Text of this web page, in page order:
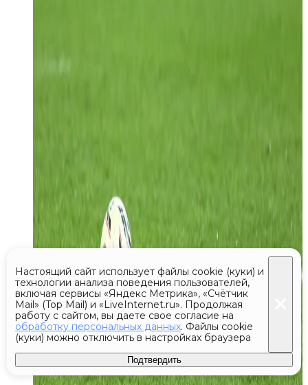
Настоящий сайт использует файлы cookie (куки) и
технологии анализа поведения пользователей,
включая сервисы «Яндекс Метрика», «Счётчик
Mail» (Top Mail) и «LiveInternet.ru». Продолжая
работу с сайтом, вы даете свое согласие на
обработку персональных данных. Файлы cookie
(куки) можно отключить в настройках браузера
Подтвердить